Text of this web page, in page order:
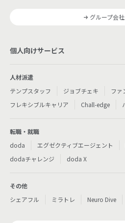
グループ会
個人向けサービス
人材派遣
テンプスタッフ
ジョブチェキ
ファ
フレキシブルキャリア
Chall-edge
転職・就職
doda
エグゼクティブエージェント
dodaチャレンジ
doda X
その他
シェアフル
ミラトレ Neuro Dive